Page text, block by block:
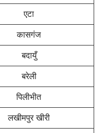
एटा
कासगंज
बदायुँ
बरेली
पिलीभीत
लखीमपुर खीरी